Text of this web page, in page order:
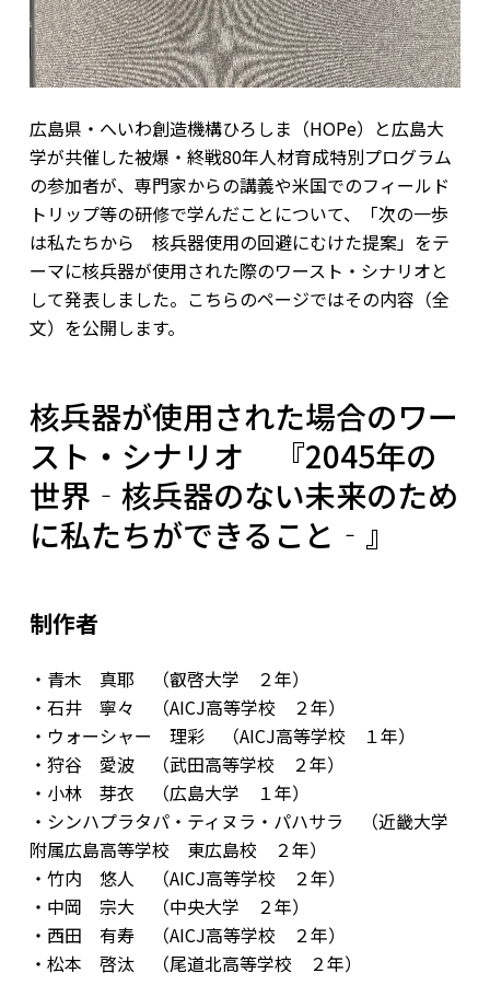
広島県・へいわ創造機構ひろしま（HOPe）と広島大
学が共催した被爆・終戦80年人材育成特別プログラム
の参加者が、専門家からの講義や米国でのフィールド
トリップ等の研修で学んだことについて、「次の一歩
は私たちから 核兵器使用の回避にむけた提案」をテ
ーマに核兵器が使用された際のワースト・シナリオと
して発表しました。こちらのページではその内容（全
文）を公開します。
核兵器が使用された場合のワー
スト・シナリオ 『2045年の
世界‐核兵器のない未来のため
に私たちができること‐』
制作者
・青木 真耶 （叡啓大学 ２年）
・石井 寧々 （AICJ高等学校 ２年）
・ウォーシャー 理彩 （AICJ高等学校 １年）
・狩谷 愛波 （武田高等学校 ２年）
・小林 芽衣 （広島大学 １年）
・シンハプラタパ・ティヌラ・パハサラ （近畿大学
附属広島高等学校 東広島校 ２年）
・竹内 悠人 （AICJ高等学校 ２年）
・中岡 宗大 （中央大学 ２年）
・西田 有寿 （AICJ高等学校 ２年）
・松本 啓汰 （尾道北高等学校 ２年）